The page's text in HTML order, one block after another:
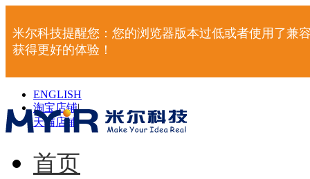
米尔科技提醒您：您的浏览器版本过低或者使用了兼
获得更好的体验！
ENGLISH
淘宝店铺|
天猫店铺 |
首页